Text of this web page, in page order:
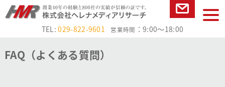
本文へ
わせ
TEL:029-822-9601 営業時間 ：9:00～18:00
FAQ（よくある質問）